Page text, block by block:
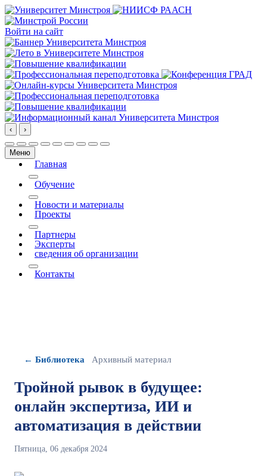
Войти на сайт
‹ ›
Меню
Главная
More about: Главная
Обучение
More about: Обучение
Новости и материалы
Проекты
More about: Проекты
Партнеры
Эксперты
сведения об организации
More about: сведения об организации
Контакты
← Библиотека Архивный материал
Тройной рывок в будущее:
онлайн экспертиза, ИИ и
автоматизация в действии
Пятница, 06 декабря 2024